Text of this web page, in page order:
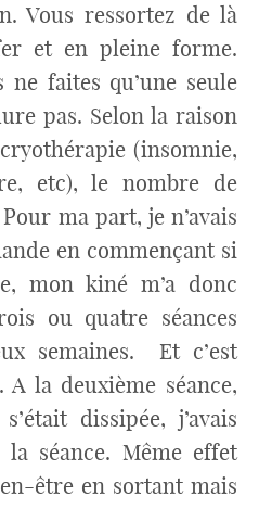
Vous ressortez de là
et en pleine forme.
ne faites qu’une seule
pas. Selon la raison
(insomnie,
etc), le nombre de
ma part, je n’avais
en commençant si
mon kiné m’a donc
ou quatre séances
semaines. Et c’est
la deuxième séance,
dissipée, j’avais
séance. Même effet
être en sortant mais